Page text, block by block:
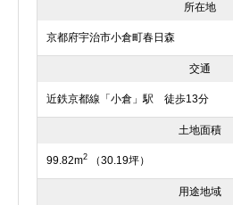
所在地
京都府宇治市小倉町春日森
交通
近鉄京都線「小倉」駅 徒歩13分
土地面積
99.82m2 （30.19坪）
用途地域